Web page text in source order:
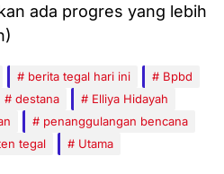
ada progres yang lebih
berita tegal hari ini
Bpbd
destana
Elliya Hidayah
penanggulangan bencana
tegal
Utama